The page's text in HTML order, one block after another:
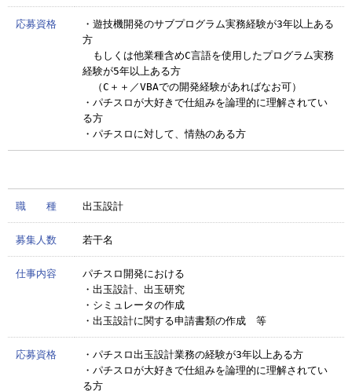
応募資格
・遊技機開発のサブプログラム実務経験が3年以上ある
方
もしくは他業種含めC言語を使用したプログラム実務
経験が5年以上ある方
（C＋＋／VBAでの開発経験があればなお可）
・パチスロが大好きで仕組みを論理的に理解されてい
る方
・パチスロに対して、情熱のある方
職 種 出玉設計
募集人数 若干名
仕事内容
パチスロ開発における
・出玉設計、出玉研究
・シミュレータの作成
・出玉設計に関する申請書類の作成 等
応募資格
・パチスロ出玉設計業務の経験が3年以上ある方
・パチスロが大好きで仕組みを論理的に理解されてい
る方